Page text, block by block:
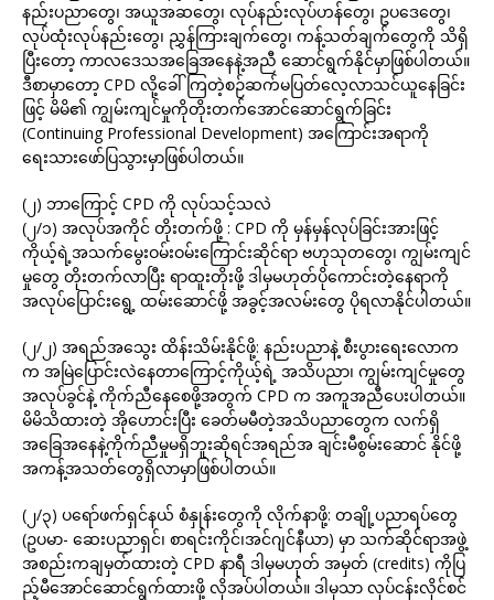
နည်းပညာတွေ၊ အယူအဆတွေ၊ လုပ်နည်းလုပ်ဟန်တွေ၊ ဥပဒေတွေ၊
လုပ်ထုံးလုပ်နည်းတွေ၊ ညွှန်ကြားချက်တွေ၊ ကန့်သတ်ချက်တွေကို သိရှိ
ပြီးတော့ ကာလဒေသအခြေအနေနဲ့အညီ ဆောင်ရွက်နိုင်မှာဖြစ်ပါတယ်။
ဒီစာမှာတော့ CPD လို့ခေါ်ကြတဲ့စဉ်ဆက်မပြတ်လေ့လာသင်ယူနေခြင်း
ဖြင့် မိမိ၏ ကျွမ်းကျင်မှုကိုတိုးတက်အောင်ဆောင်ရွက်ခြင်း
(Continuing Professional Development) အကြောင်းအရာကို
ရေးသားဖော်ပြသွားမှာဖြစ်ပါတယ်။
(၂) ဘာကြောင့် CPD ကို လုပ်သင့်သလဲ
(၂/၁) အလုပ်အကိုင် တိုးတက်ဖို့ : CPD ကို မှန်မှန်လုပ်ခြင်းအားဖြင့်
ကိုယ့်ရဲ့အသက်မွေးဝမ်းဝမ်းကြောင်းဆိုင်ရာ ဗဟုသုတတွေ၊ ကျွမ်းကျင်
မှုတွေ တိုးတက်လာပြီး ရာထူးတိုးဖို့ ဒါမှမဟုတ်ပိုကောင်းတဲ့နေရာကို
အလုပ်ပြောင်းရွေ့ ထမ်းဆောင်ဖို့ အခွင့်အလမ်းတွေ ပိုရလာနိုင်ပါတယ်။
(၂/၂) အရည်အသွေး ထိန်းသိမ်းနိုင်ဖို့: နည်းပညာနဲ့ စီးပွားရေးလောက
က အမြဲပြောင်းလဲနေတာကြောင့်ကိုယ့်ရဲ့ အသိပညာ၊ ကျွမ်းကျင်မှုတွေ
အလုပ်ခွင်နဲ့ ကိုက်ညီနေစေဖို့အတွက် CPD က အကူအညီပေးပါတယ်။
မိမိသိထားတဲ့ အိုဟောင်းပြီး ခေတ်မမီတဲ့အသိပညာတွေက လက်ရှိ
အခြေအနေနဲ့ကိုက်ညီမှုမရှိဘူးဆိုရင်အရည်အ ချင်းမီစွမ်းဆောင် နိုင်ဖို့
အကန့်အသတ်တွေရှိလာမှာဖြစ်ပါတယ်။
(၂/၃) ပရော်ဖက်ရှင်နယ် စံနှုန်းတွေကို လိုက်နာဖို့: တချို့ပညာရပ်တွေ
(ဥပမာ- ဆေးပညာရှင်၊ စာရင်းကိုင်၊အင်ဂျင်နီယာ) မှာ သက်ဆိုင်ရာအဖွဲ့
အစည်းကချမှတ်ထားတဲ့ CPD နာရီ ဒါမှမဟုတ် အမှတ် (credits) ကိုပြ
ည့်မီအောင်ဆောင်ရွက်ထားဖို့ လိုအပ်ပါတယ်။ ဒါမှသာ လုပ်ငန်းလိုင်စင်